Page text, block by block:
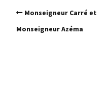
Monseigneur Carré et
Monseigneur Azéma